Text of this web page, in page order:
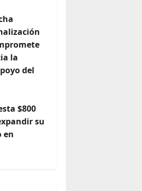
la
del
$800
su
en